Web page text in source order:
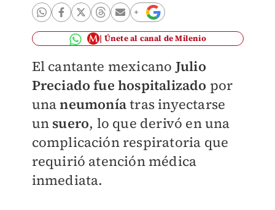
Únete al canal de Milenio
El cantante mexicano Julio
Preciado fue hospitalizado por
unaneumoníatras inyectarse
un suero, lo que derivó en una
complicación respiratoria que
requirió atención médica
inmediata.